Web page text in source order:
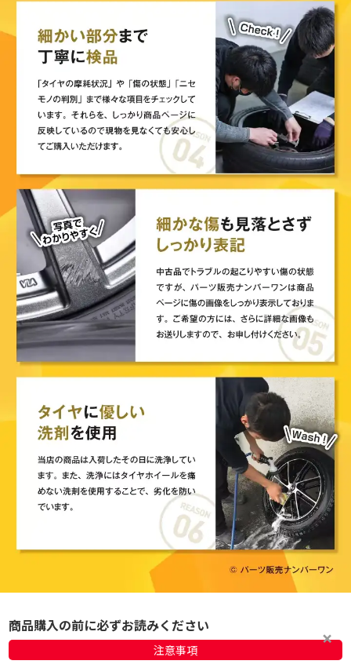
商品購入の前に必ずお読みください
注意事項